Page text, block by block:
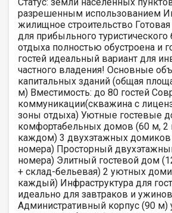
разрешенным использованием
жилищное строительство
для прибыльного туристического
отдыха полностью обустроена и
гостей идеальный вариант для
частного владения! Основные
капитальных зданий (общая
м) Вместимость: до 80 гостей
коммуникации(скважина с
зоны отдыха) Уютные гостевые
комфортабельных домов (60 м, 2
каждом) 3 двухэтажных домиков
номера) Просторный
номера) Элитный гостевой дом
+ склад-бельевая) 2 уютных
каждый) Инфраструктура для
идеально для завтраков и ужинов
Административный корпус (90 м)